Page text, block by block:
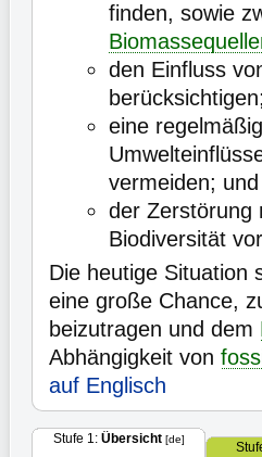
finden, sowie
den Einfluss
berücksichtigen;
eine
vermeiden; und
der Zerstörung
Biodiversität
Die heutige Situation
eine große Chance,
beizutragen und dem
Abhängigkeit von
auf Englisch
Stufe 1: Übersicht[de]